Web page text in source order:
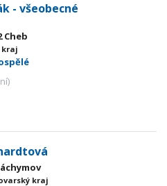
- všeobecné
Cheb
kraj
kraj